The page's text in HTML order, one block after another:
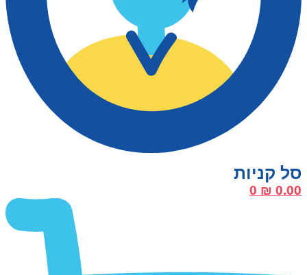
₪ 0.00
0